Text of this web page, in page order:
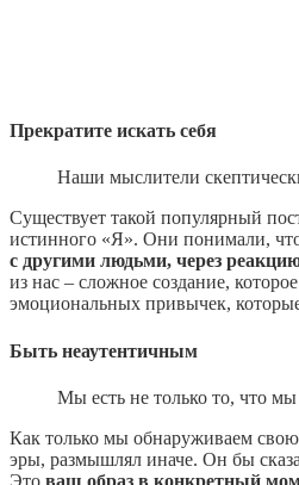
Прекратите искать себя
Наши мыслители
Существует такой популярный
истинного «Я». Они понимали,
с другими людьми, через
из нас – сложное создание,
эмоциональных привычек,
Быть неаутентичным
Мы есть не только то, что мы
Как только мы обнаруживаем
эры, размышлял иначе. Он бы
Это ваш образ в конкретный